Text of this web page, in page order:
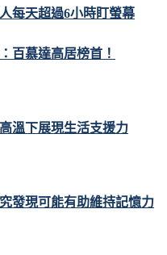
每天超過6小時盯螢幕
百慕達高居榜首！
溫下展現生活支援力
發現可能有助維持記憶力